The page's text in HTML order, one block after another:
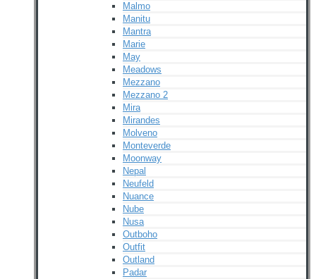
Malmo
Manitu
Mantra
Marie
May
Meadows
Mezzano
Mezzano 2
Mira
Mirandes
Molveno
Monteverde
Moonway
Nepal
Neufeld
Nuance
Nube
Nusa
Outboho
Outfit
Outland
Padar